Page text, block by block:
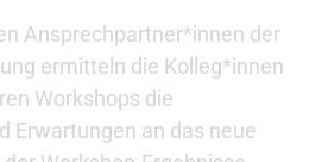
Ansprechpartner*innen der
ermitteln die Kolleg*innen
Workshops die
Erwartungen an das neue